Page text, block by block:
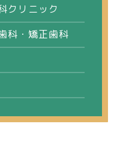
クリニック
科・矯正歯科